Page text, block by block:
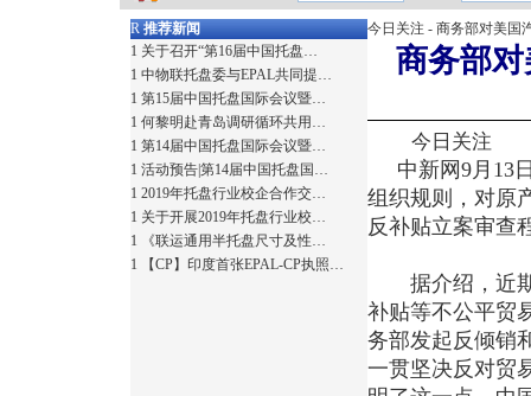
R推荐新闻
1 关于召开“第16届中国托盘…
1 中物联托盘委与EPAL共同提…
1 第15届中国托盘国际会议暨…
1 何黎明赴青岛调研循环共用…
1 第14届中国托盘国际会议暨…
1 活动预告|第14届中国托盘国…
1 2019年托盘行业校企合作交…
1 关于开展2019年托盘行业校…
1
《联运通用半托盘尺寸及性…
1
【CP】印度首张EPAL-CP执照…
今日关注 - 商务部对美国
商务部
今日关注
中新网9月13
组织规则，对原
反补贴立案审查
据介绍，近期
补贴等不公平贸
务部发起反倾
一贯坚决反对贸